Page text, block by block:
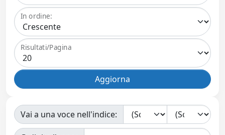
In ordine:
Risultati/Pagina
Vai a una voce nell'indice: